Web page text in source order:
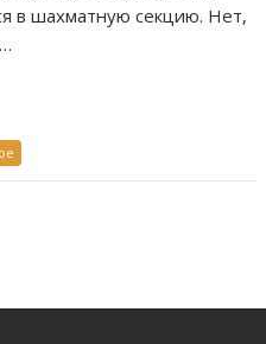
в шахматную секцию. Нет,